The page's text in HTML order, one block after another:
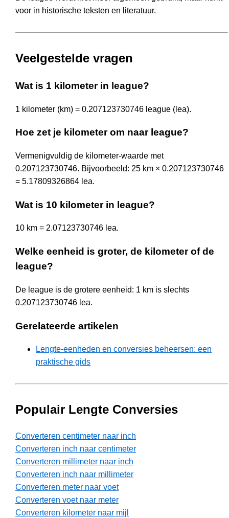
voor in historische teksten en literatuur.
Veelgestelde vragen
Wat is 1 kilometer in league?
1 kilometer (km) = 0.207123730746 league (lea).
Hoe zet je kilometer om naar league?
Vermenigvuldig de kilometer-waarde met
0.207123730746. Bijvoorbeeld: 25 km × 0.207123730746
= 5.17809326864 lea.
Wat is 10 kilometer in league?
10 km = 2.07123730746 lea.
Welke eenheid is groter, de kilometer of de
league?
De league is de grotere eenheid: 1 km is slechts
0.207123730746 lea.
Gerelateerde artikelen
Lengte-eenheden en conversies beheersen: een
praktische gids
Populair Lengte Conversies
Converteren centimeter naar inch
Converteren inch naar centimeter
Converteren millimeter naar inch
Converteren inch naar millimeter
Converteren meter naar voet
Converteren voet naar meter
Converteren kilometer naar mijl